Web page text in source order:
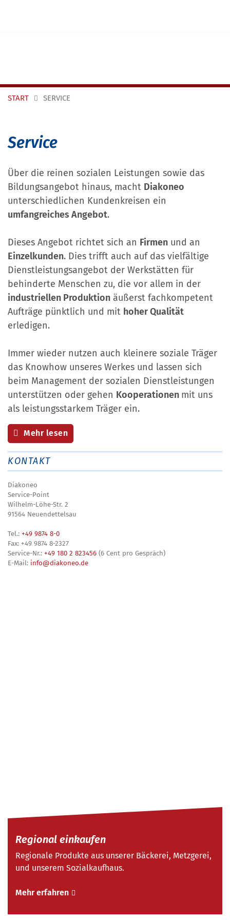
START SERVICE
Service
Über die reinen sozialen Leistungen sowie das
Bildungsangebot hinaus, macht Diakoneo
unterschiedlichen Kundenkreisen ein
umfangreiches Angebot.
Dieses Angebot richtet sich an Firmen und an
Einzelkunden. Dies trifft auch auf das vielfältige
Dienstleistungsangebot der Werkstätten für
behinderte Menschen zu, die vor allem in der
industriellen Produktion äußerst fachkompetent
Aufträge pünktlich und mit hoher Qualität
erledigen.
Immer wieder nutzen auch kleinere soziale Träger
das Knowhow unseres Werkes und lassen sich
beim Management der sozialen Dienstleistungen
unterstützen oder gehen Kooperationen mit uns
als leistungsstarkem Träger ein.
Mehr lesen
KONTAKT
Diakoneo
Service-Point
Wilhelm-Löhe-Str. 2
91564 Neuendettelsau
Tel.: +49 9874 8-0
Fax: +49 9874 8-2327
Service-Nr.: +49 180 2 823456 (6 Cent pro Gespräch)
E-Mail: info@diakoneo.de
Regional einkaufen
Regionale Produkte aus unserer Bäckerei, Metzgerei,
und unserem Sozialkaufhaus.
Mehr erfahren